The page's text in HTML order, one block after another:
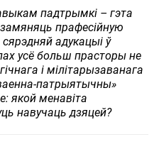
падтрымкі – гэта
прафесійную
адукацыі ў
усё больш прасторы не
і мілітарызаванага
патрыятычны»
якой менавіта
навучаць дзяцей?